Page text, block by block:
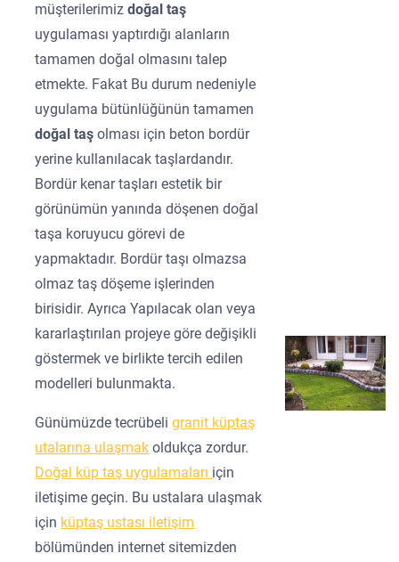
müşterilerimizdoğal taş
uygulaması yaptırdığı alanların
tamamen doğal olmasını talep
etmekte. Fakat Bu durum nedeniyle
uygulama bütünlüğünün tamamen
doğal taşolması için beton bordür
yerine kullanılacak taşlardandır.
Bordür kenar taşları estetik bir
görünümün yanında döşenen doğal
taşa koruyucu görevi de
yapmaktadır. Bordür taşı olmazsa
olmaz taş döşeme işlerinden
birisidir. Ayrıca Yapılacak olan veya
kararlaştırılan projeye göre değişikli
göstermek ve birlikte tercih edilen
modelleri bulunmakta.
Günümüzde tecrübeligranit küptaş
utalarına ulaşmak oldukça zordur.
Doğal küp taş uygulamaları için
iletişime geçin. Bu ustalara ulaşmak
için küptaş ustası iletişim
bölümünden internet sitemizden